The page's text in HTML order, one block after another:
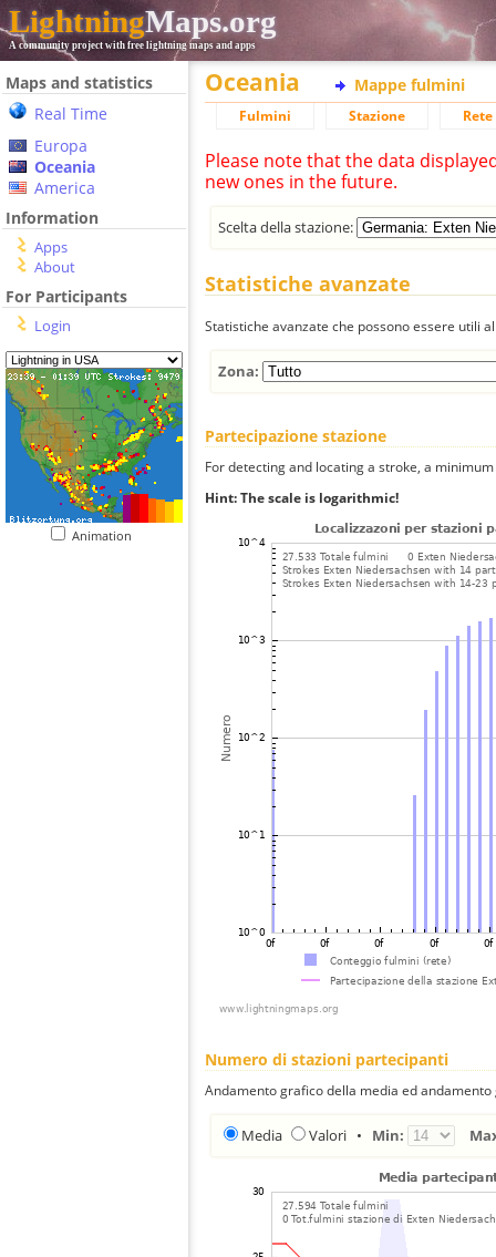
LightningMaps.org
A community project with free lightning maps and apps
Maps and statistics
Real Time
Europa
Oceania
America
Information
Apps
About
For Participants
Login
Animation
Oceania Mappe fulmini
Fulmini Stazione
Please note that the data
new ones in the future.
Scelta della stazione:
Statistiche avanzate
Statistiche avanzate che possono essere utili
Zona:
Partecipazione stazione
For detecting and locating a stroke, a
Hint: The scale is logarithmic!
Numero di stazioni partecipanti
Andamento grafico della media ed
Media Valori • Min: